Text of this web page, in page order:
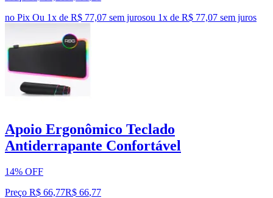
no Pix Ou 1x de R$ 77,07 sem jurosou 1x de R$ 77,07 sem juros
Apoio Ergonômico Teclado
Antiderrapante Confortável
14% OFF
Preço R$ 66,77R$ 66,77